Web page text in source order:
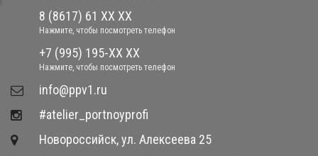
8 (8617) 61 XX XX
Нажмите, чтобы посмотреть телефон
+7 (995) 195-XX XX
Нажмите, чтобы посмотреть телефон
​info@ppv1.ru
#atelier_portnoyprofi
Новороссийск, ул. Алексеева 25